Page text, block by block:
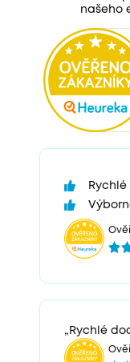
našeho
„Rychlé